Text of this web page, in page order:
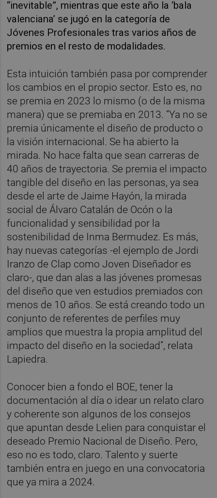
“inevitable”, mientras que este año la ‘bala
valenciana’ se jugó en la categoría de
Jóvenes Profesionales tras varios años de
premios en el resto de modalidades.
Esta intuición también pasa por comprender
los cambios en el propio sector. Esto es, no
se premia en 2023 lo mismo (o de la misma
manera) que se premiaba en 2013. “Ya no se
premia únicamente el diseño de producto o
la visión internacional. Se ha abierto la
mirada. No hace falta que sean carreras de
40 años de trayectoria. Se premia el impacto
tangible del diseño en las personas, ya sea
desde el arte de Jaime Hayón, la mirada
social de Álvaro Catalán de Ocón o la
funcionalidad y sensibilidad por la
sostenibilidad de Inma Bermudez. Es más,
hay nuevas categorías -el ejemplo de Jordi
Iranzo de Clap como Joven Diseñador es
claro-, que dan alas a las jóvenes promesas
del diseño que ven estudios premiados con
menos de 10 años. Se está creando todo un
conjunto de referentes de perfiles muy
amplios que muestra la propia amplitud del
impacto del diseño en la sociedad”, relata
Lapiedra.
Conocer bien a fondo el BOE, tener la
documentación al día o idear un relato claro
y coherente son algunos de los consejos
que apuntan desde Lelien para conquistar el
deseado Premio Nacional de Diseño. Pero,
eso no es todo, claro. Talento y suerte
también entra en juego en una convocatoria
que ya mira a 2024.